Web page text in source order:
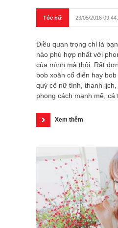
Tóc nữ 23/05/2016
Điều quan trọng chỉ là
nào phù hợp nhất với
của mình mà thôi. Rất
bob xoăn cổ điển hay
quý cô nữ tính, thanh
phong cách mạnh mẽ, cá
Xem thêm